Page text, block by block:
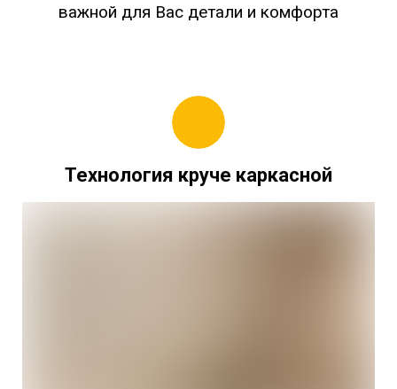
важной для Вас детали и комфорта
Технология круче каркасной